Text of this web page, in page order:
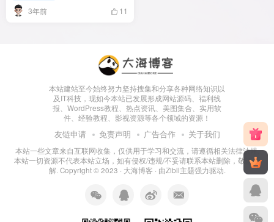
3年前 11
本站建站至今始终努力坚持搜集和分享各种网络知识以
及IT科技，现如今本站已发展形成网站源码、福利线
报、WordPress教程、热点资讯、美图集合、实用软
件、经验教程、影视资源等各个领域的资源！
友链申请 免责声明 广告合作 关于我们
本站一些文章来自互联网收集，仅供用于学习和交流，请遵循相关法律法规.
本站一切资源不代表本站立场，如有侵权/违规/不妥请联系本站删除，敬请谅
解. Copyright © 2023 · 大海博客 · 由Zibll主题强力驱动.